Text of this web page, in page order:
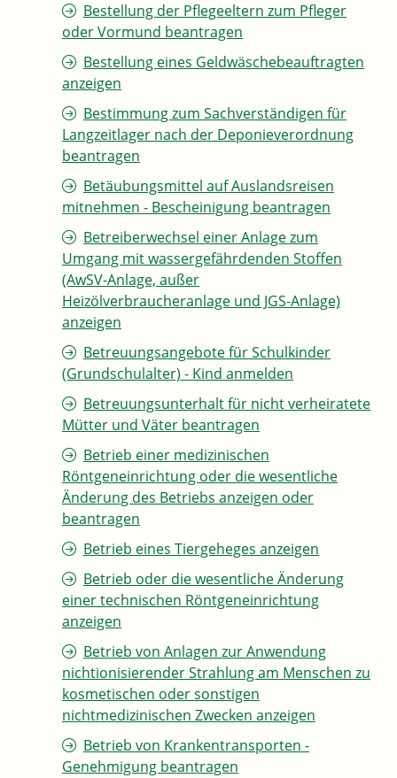
Bestellung der Pflegeeltern zum Pfleger
oder Vormund beantragen
Bestellung eines Geldwäschebeauftragten
anzeigen
Bestimmung zum Sachverständigen für
Langzeitlager nach der Deponieverordnung
beantragen
Betäubungsmittel auf Auslandsreisen
mitnehmen - Bescheinigung beantragen
Betreiberwechsel einer Anlage zum
Umgang mit wassergefährdenden Stoffen
(AwSV-Anlage, außer
Heizölverbraucheranlage und JGS-Anlage)
anzeigen
Betreuungsangebote für Schulkinder
(Grundschulalter) - Kind anmelden
Betreuungsunterhalt für nicht verheiratete
Mütter und Väter beantragen
Betrieb einer medizinischen
Röntgeneinrichtung oder die wesentliche
Änderung des Betriebs anzeigen oder
beantragen
Betrieb eines Tiergeheges anzeigen
Betrieb oder die wesentliche Änderung
einer technischen Röntgeneinrichtung
anzeigen
Betrieb von Anlagen zur Anwendung
nichtionisierender Strahlung am Menschen zu
kosmetischen oder sonstigen
nichtmedizinischen Zwecken anzeigen
Betrieb von Krankentransporten -
Genehmigung beantragen